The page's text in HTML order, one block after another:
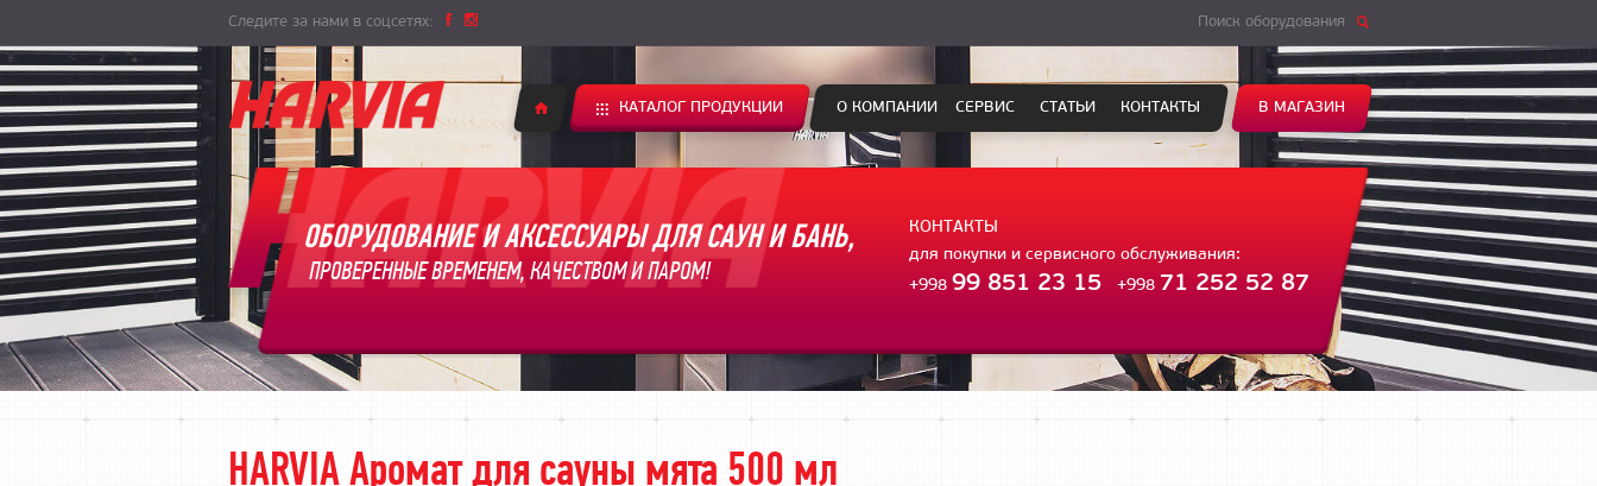
Следите за нами в соцсетях: Поиск оборудования
КАТАЛОГ ПРОДУКЦИИ О КОМПАНИИ СЕРВИС СТАТЬИ КОНТАКТЫ В МАГАЗИН
ОБОРУДОВАНИЕ И АКСЕССУАРЫ ДЛЯ САУН И БАНЬ,
ПРОВЕРЕННЫЕ ВРЕМЕНЕМ, КАЧЕСТВОМ И ПАРОМ!
КОНТАКТЫ
для покупки и сервисного обслуживания:
+998 99 851 23 15 +998 71 252 52 87
HARVIA Аромат для сауны мята 500 мл